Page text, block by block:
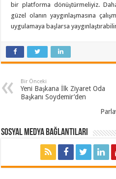
bir platforma dönüştürmeliyiz.
güzel olanın yaygınlaşmasına
uygulamaya başlarsa
Bir Önceki
Yeni Başkana İlk Ziyaret Oda
Başkanı Soydemir’den
Sosyal Medya Bağlantıları